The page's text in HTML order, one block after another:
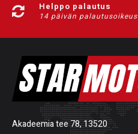
Helppo palautus
14 päivän palautusoikeus
Akadeemia tee 78, 13520